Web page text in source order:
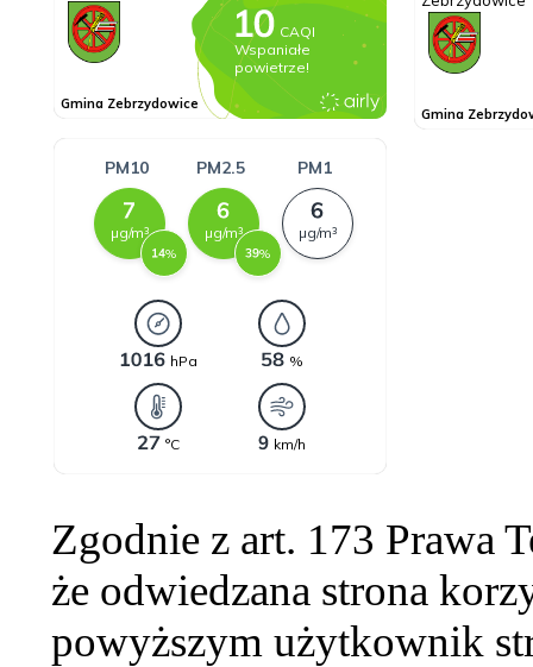
Zgodnie z art. 173 Prawa
że odwiedzana strona
powyższym użytkownik